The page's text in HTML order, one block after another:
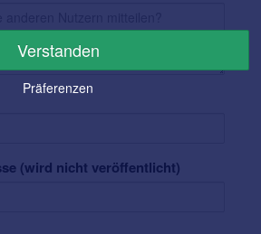
(wird nicht veröffentlicht)
Verstanden
Präferenzen